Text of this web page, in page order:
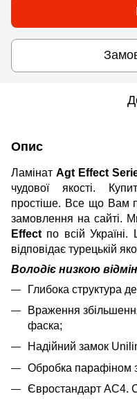
Опис
Ламінат Agt Effect
чудової якості.
простіше. Все що Вам
замовлення на сайті.
Effect по всій
відповідає турецькій
Володіє низкою
Глибока структура
Враження
фаска;
Надійний замок
Обробка парафіном
Євростандарт AC4.